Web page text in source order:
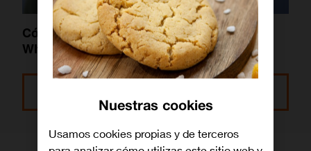
Cómo saber si me están espiando el
WhatsApp
Nuestras cookies
Usamos cookies propias y de terceros